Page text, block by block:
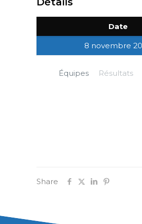
Date
8 novembre
Équipes Résultats
Share